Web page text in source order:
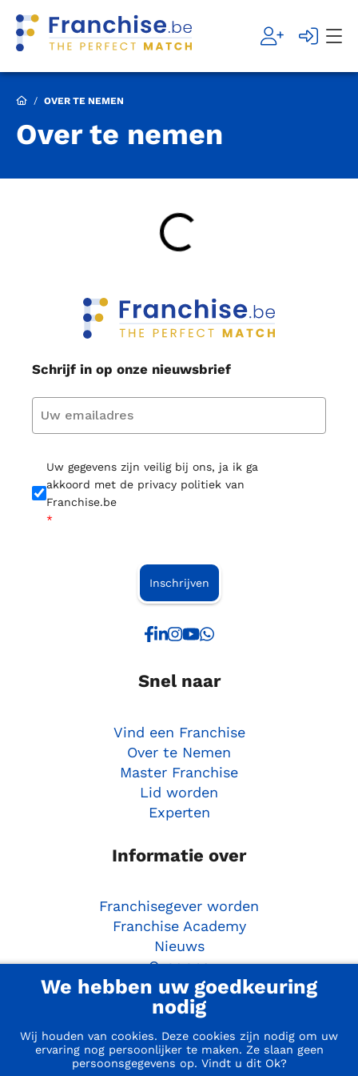
/ OVER TE NEMEN
Over te nemen
Schrijf in op onze nieuwsbrief
Uw gegevens zijn veilig bij ons, ja ik ga
akkoord met de privacy politiek van
Franchise.be
*
Inschrijven
Snel naar
Vind een Franchise
Over te Nemen
Master Franchise
Lid worden
Experten
Informatie over
Franchisegever worden
Franchise Academy
Nieuws
Over ons
Ondernemersgids
Aan de slag
We hebben uw goedkeuring
nodig
Wij houden van cookies. Deze cookies zijn nodig om uw
ervaring nog persoonlijker te maken. Ze slaan geen
persoonsgegevens op. Vindt u dit Ok?